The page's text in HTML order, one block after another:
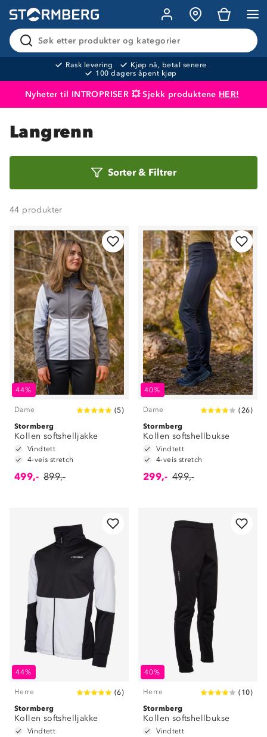
Søk etter produkter og kategorier
Rask levering
Kjøp nå, betal senere
100 dagers åpent kjøp
Nyheter til INTROPRISER 💥 Sjekk produktene HER!
Langrenn
Sorter& Filtrer
44 produkter
44%
Dame (5)
Stormberg
Kollen softshelljakke
Vindtett
4-veis stretch
499,- 899,-
40%
Dame (26)
Stormberg
Kollen softshellbukse
Vindtett
4-veis stretch
299,- 499,-
44%
Herre (6)
Stormberg
Kollen softshelljakke
Vindtett
40%
Herre ( 10)
Stormberg
Kollen softshellbukse
Vindtett